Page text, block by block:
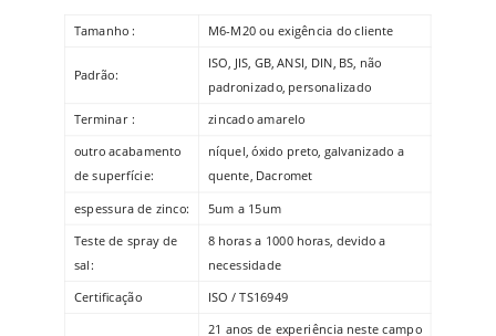
Tamanho : M6-M20 ou exigência do cliente
Padrão:
ISO, JIS, GB, ANSI, DIN, BS, não
padronizado, personalizado
Terminar :
zincado amarelo
outro acabamento
de superfície:
níquel, óxido preto, galvanizado a
quente, Dacromet
espessura de zinco:
5um a 15um
Teste de spray de
sal:
8 horas a 1000 horas, devido a
necessidade
Certificação ISO / TS16949
21 anos de experiência neste campo